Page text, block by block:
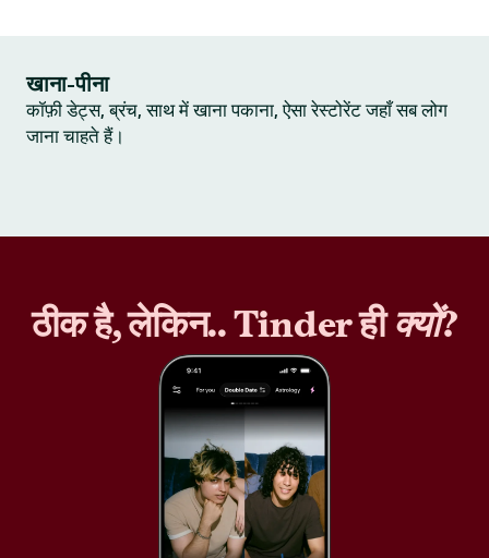
खाना-पीना
कॉफ़ी डेट्स, ब्रंच, साथ में खाना पकाना, ऐसा रेस्टोरेंट जहाँ सब लोग
जाना चाहते हैं।
ठीक है, लेकिन.. Tinder हीक्यों?